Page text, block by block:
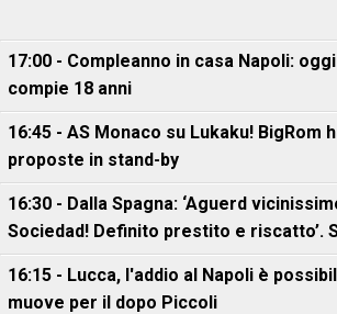
17:00 - Compleanno in casa Napoli:
compie 18 anni
16:45 - AS Monaco su Lukaku! BigRom
proposte in stand-by
16:30 - Dalla Spagna: ‘Aguerd
Sociedad! Definito prestito e riscatto’.
16:15 - Lucca, l'addio al Napoli è
muove per il dopo Piccoli